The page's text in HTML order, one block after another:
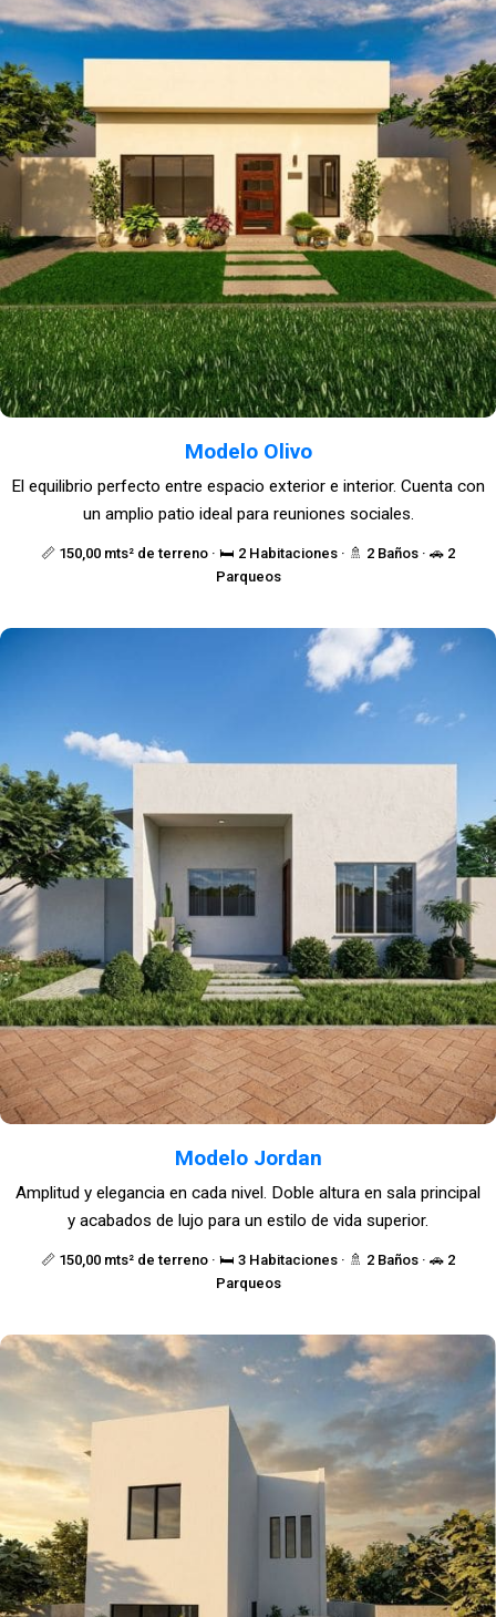
Modelo Olivo
📏 150,00 mts² de terreno · 🛏️ 2 Habitaciones · 🚿 2 Baños · 🚗 2
Parqueos
El equilibrio perfecto entre espacio exterior e interior. Cuenta con
un amplio patio ideal para reuniones sociales.
Modelo Jordan
📏 150,00 mts² de terreno · 🛏️ 3 Habitaciones · 🚿 2 Baños · 🚗 2
Parqueos
Amplitud y elegancia en cada nivel. Doble altura en sala principal
y acabados de lujo para un estilo de vida superior.